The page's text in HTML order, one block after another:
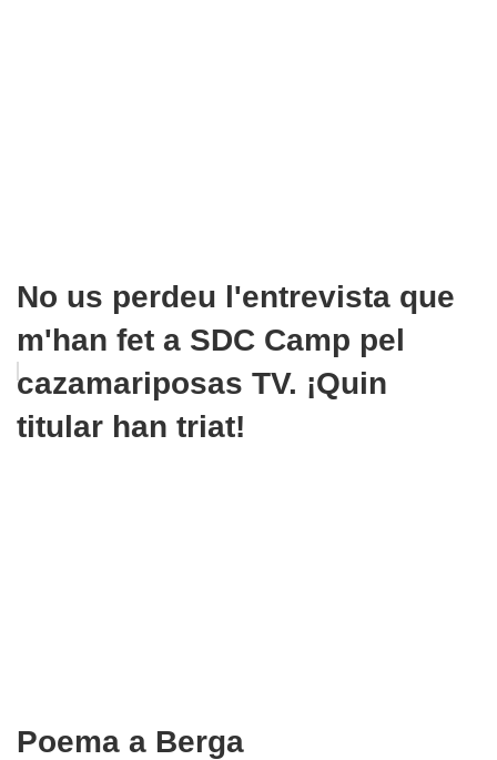
No us perdeu l'entrevista que
m'han fet a SDC Camp pel
cazamariposas TV. ¡Quin
titular han triat!
Poema a Berga